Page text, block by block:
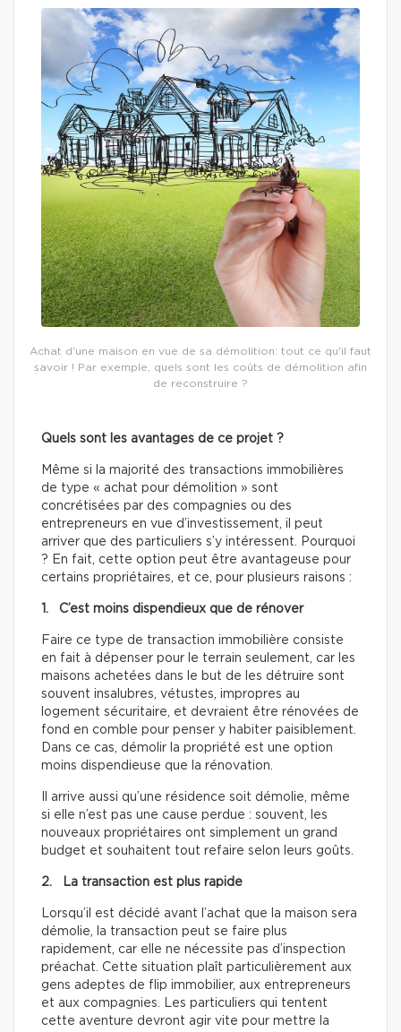
Achat d'une maison en vue de sa démolition: tout ce qu'il faut
savoir ! Par exemple, quels sont les coûts de démolition afin
de reconstruire ?
Quels sont les avantages de ce projet ?
Même si la majorité des transactions immobilières
de type « achat pour démolition » sont
concrétisées par des compagnies ou des
entrepreneurs en vue d’investissement, il peut
arriver que des particuliers s’y intéressent. Pourquoi
? En fait, cette option peut être avantageuse pour
certains propriétaires, et ce, pour plusieurs raisons :
1. C’est moins dispendieux que de rénover
Faire ce type de transaction immobilière consiste
en fait à dépenser pour le terrain seulement, car les
maisons achetées dans le but de les détruire sont
souvent insalubres, vétustes, impropres au
logement sécuritaire, et devraient être rénovées de
fond en comble pour penser y habiter paisiblement.
Dans ce cas, démolir la propriété est une option
moins dispendieuse que la rénovation.
Il arrive aussi qu’une résidence soit démolie, même
si elle n’est pas une cause perdue : souvent, les
nouveaux propriétaires ont simplement un grand
budget et souhaitent tout refaire selon leurs goûts.
2. La transaction est plus rapide
Lorsqu’il est décidé avant l’achat que la maison sera
démolie, la transaction peut se faire plus
rapidement, car elle ne nécessite pas d’inspection
préachat. Cette situation plaît particulièrement aux
gens adeptes de flip immobilier, aux entrepreneurs
et aux compagnies. Les particuliers qui tentent
cette aventure devront agir vite pour mettre la